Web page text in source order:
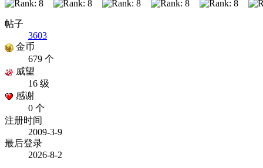
帖子
3603
金币
679 个
威望
16 级
感谢
0 个
注册时间
2009-3-9
最后登录
2026-8-2